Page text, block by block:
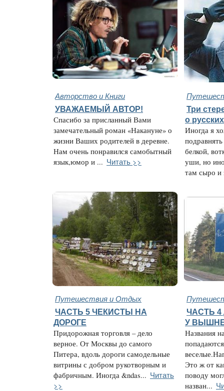
Авторство и Книги
УВАЖАЕМЫЙ АВТОР!
Спасибо за присланный Вами
замечательный роман «Накануне» о
жизни Ваших родителей в деревне.
Нам очень понравился самобытный
язык,юмор и ... Читать >>
Три
о русских
Иногда я
белкой,
уши, но
там сыро и
Путешествия и Отдых
ЧАСТЬ 5 ЧЕКИСТЫ НА
ДОРОГЕ
Придорожная торговля – дело
верное. От Москвы до самого
Питера, вдоль дороги самодельные
витрины с добром рукотворным и
фабричным. Иногда &ndas... Читать
>>
ЧАСТЬ
У
Названия
Это ж от
поводу
назван...